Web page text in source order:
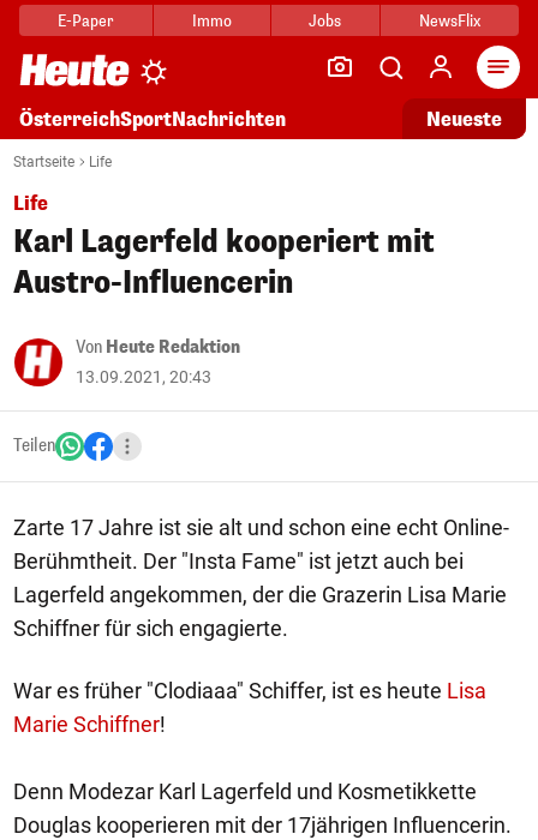
E-Paper Immo Jobs NewsFlix
ÖsterreichSportNachrichten Neueste
Startseite Life
Life
Karl Lagerfeld kooperiert mit
Austro-Influencerin
Von Heute Redaktion
13.09.2021, 20:43
Teilen
Zarte 17 Jahre ist sie alt und schon eine echt Online-
Berühmtheit. Der "Insta Fame" ist jetzt auch bei
Lagerfeld angekommen, der die Grazerin Lisa Marie
Schiffner für sich engagierte.
War es früher "Clodiaaa" Schiffer, ist es heute Lisa
Marie Schiffner!
Denn Modezar Karl Lagerfeld und Kosmetikkette
Douglas kooperieren mit der 17jährigen Influencerin.